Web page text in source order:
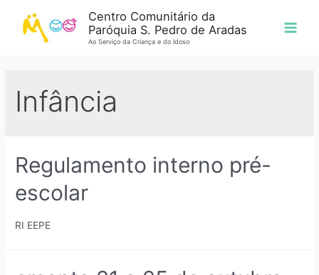
Centro Comunitário da
Paróquia S. Pedro de Aradas
Ao Serviço da Criança e do Idoso
Infância
Regulamento interno pré-
escolar
RI EEPE